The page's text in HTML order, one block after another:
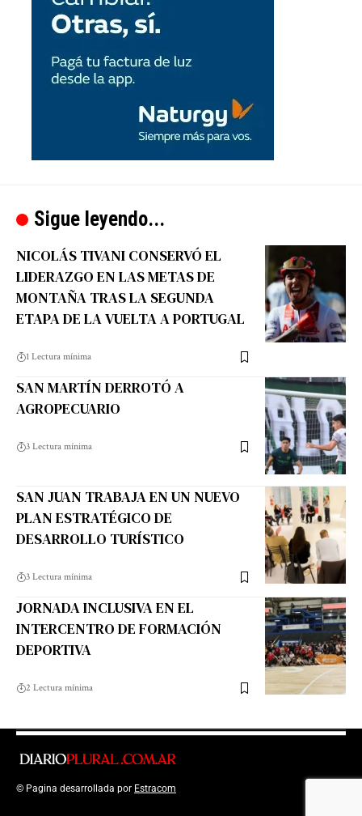
Sigue leyendo...
NICOLÁS TIVANI CONSERVÓ EL
LIDERAZGO EN LAS METAS DE
MONTAÑA TRAS LA SEGUNDA
ETAPA DE LA VUELTA A PORTUGAL
1 Lectura mínima
SAN MARTÍN DERROTÓ A
AGROPECUARIO
3 Lectura mínima
SAN JUAN TRABAJA EN UN NUEVO
PLAN ESTRATÉGICO DE
DESARROLLO TURÍSTICO
3 Lectura mínima
JORNADA INCLUSIVA EN EL
INTERCENTRO DE FORMACIÓN
DEPORTIVA
2 Lectura mínima
© Pagina desarrollada por Estracom